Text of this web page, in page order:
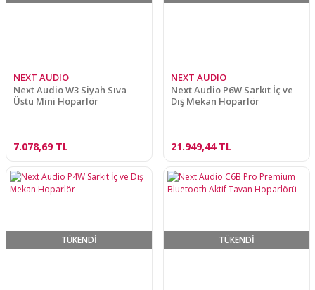
NEXT AUDIO
Next Audio W3 Siyah Sıva
Üstü Mini Hoparlör
7.078,69 TL
NEXT AUDIO
Next Audio P6W Sarkıt İç ve
Dış Mekan Hoparlör
21.949,44 TL
TÜKENDİ TÜKENDİ